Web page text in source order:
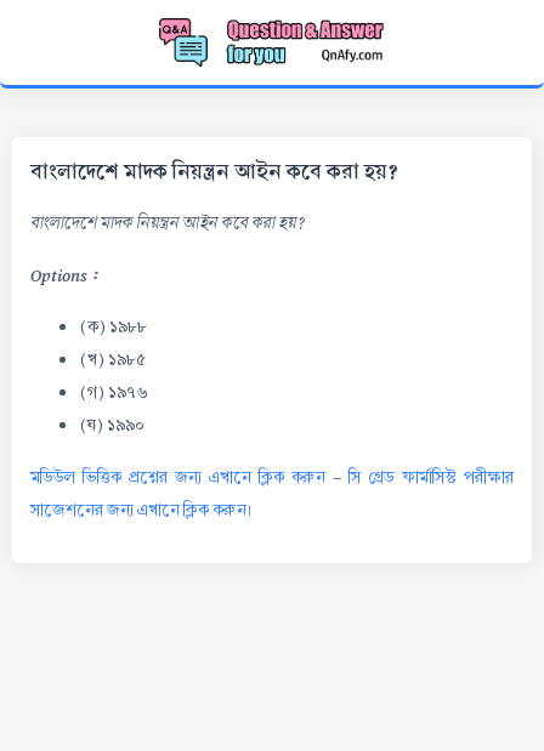
বাংলাদেশে মাদক নিয়ন্ত্রন আইন কবে করা হয়?
বাংলাদেশে মাদক নিয়ন্ত্রন আইন কবে করা হয়?
Options :
(ক) ১৯৮৮
(খ) ১৯৮৫
(গ) ১৯৭৬
(ঘ) ১৯৯০
মডিউল ভিত্তিক প্রশ্নের জন্য এখানে ক্লিক করুন-সি গ্রেড ফার্মাসিস্ট পরীক্ষার
সাজেশনের জন্য এখানে ক্লিক করুন।